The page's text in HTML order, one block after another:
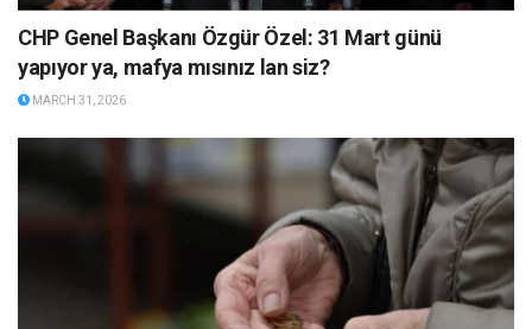
CHP Genel Başkanı Özgür Özel: 31 Mart günü
yapıyor ya, mafya mısınız lan siz?
MARCH 31, 2026